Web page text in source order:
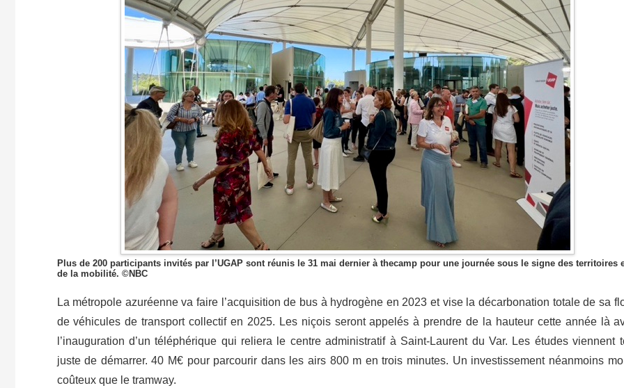
Plus de 200 participants invités par l’UGAP sont réunis le 31 mai dernier à thecamp pour une journée sous le signe des territoires
de la mobilité. ©NBC
La métropole azuréenne va faire l’acquisition de bus à hydrogène en 2023 et vise la décarbonation totale de sa
de véhicules de transport collectif en 2025. Les niçois seront appelés à prendre de la hauteur cette année là
l’inauguration d’un téléphérique qui reliera le centre administratif à Saint-Laurent du Var. Les études viennent
juste de démarrer. 40 M€ pour parcourir dans les airs 800 m en trois minutes. Un investissement néanmoins
coûteux que le tramway.